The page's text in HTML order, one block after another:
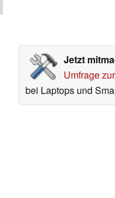
Jetzt
Umfrage
bei Laptops und